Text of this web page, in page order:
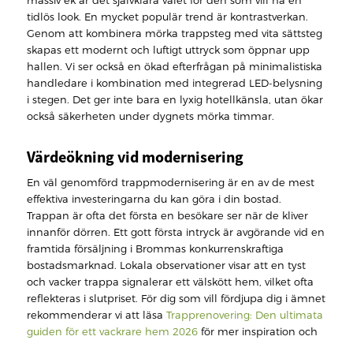
tidlös look. En mycket populär trend är kontrastverkan.
Genom att kombinera mörka trappsteg med vita sättsteg
skapas ett modernt och luftigt uttryck som öppnar upp
hallen. Vi ser också en ökad efterfrågan på minimalistiska
handledare i kombination med integrerad LED-belysning
i stegen. Det ger inte bara en lyxig hotellkänsla, utan ökar
också säkerheten under dygnets mörka timmar.
Värdeökning vid modernisering
En väl genomförd trappmodernisering är en av de mest
effektiva investeringarna du kan göra i din bostad.
Trappan är ofta det första en besökare ser när de kliver
innanför dörren. Ett gott första intryck är avgörande vid en
framtida försäljning i Brommas konkurrenskraftiga
bostadsmarknad. Lokala observationer visar att en tyst
och vacker trappa signalerar ett välskött hem, vilket ofta
reflekteras i slutpriset. För dig som vill fördjupa dig i ämnet
rekommenderar vi att läsa Trapprenovering: Den ultimata
guiden för ett vackrare hem 2026för mer inspiration och